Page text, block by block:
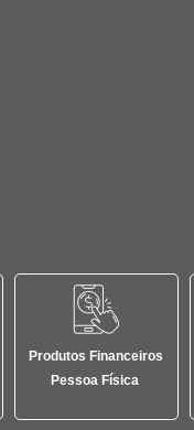
Produtos Financeiros
Pessoa Física